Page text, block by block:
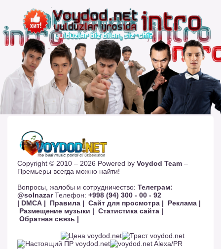
Copyright © 2010 – 2026 Powered by Voydod Team –
Премьеры всегда можно найти!
Вопросы, жалобы и сотрудничество: Телеграм:
@solnazarТелефон: +998 (94) 300 - 00 - 92
| DMCA |
Правила | Сайт для просмотра |
Реклама |
Размещение музыки | Статистика сайта |
Обратная связь |